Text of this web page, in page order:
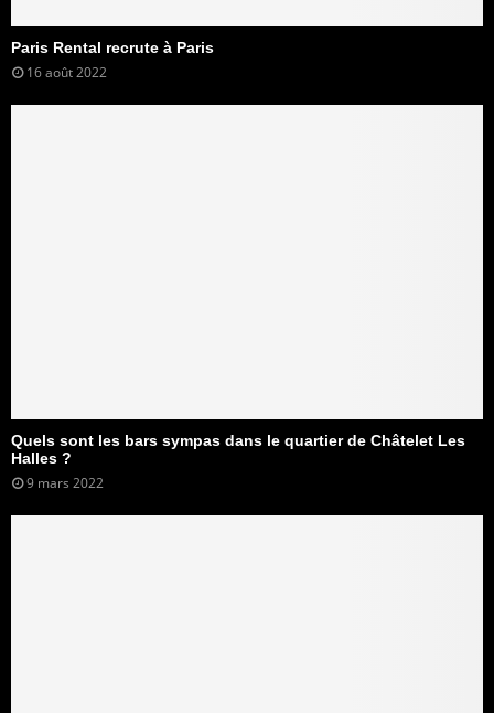
Paris Rental recrute à Paris
16 août 2022
Quels sont les bars sympas dans le quartier de Châtelet Les
Halles ?
9 mars 2022